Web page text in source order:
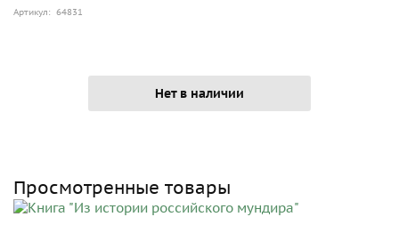
Артикул: 64831
Нет в наличии
Просмотренные товары